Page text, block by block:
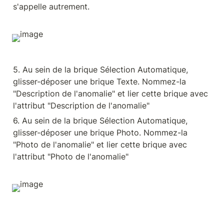
s'appelle autrement.
5. Au sein de la brique Sélection Automatique,
glisser-déposer une brique Texte. Nommez-la
"Description de l'anomalie" et lier cette brique avec
l'attribut "Description de l'anomalie"
6. Au sein de la brique Sélection Automatique,
glisser-déposer une brique Photo. Nommez-la
"Photo de l'anomalie" et lier cette brique avec
l'attribut "Photo de l'anomalie"